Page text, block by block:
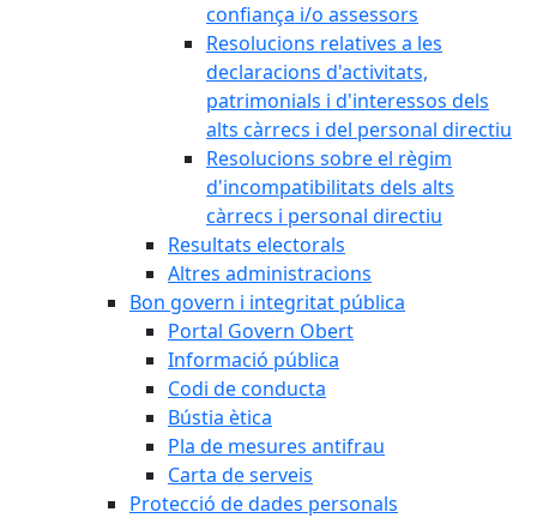
confiança i/o assessors
Resolucions relatives a les
declaracions d'activitats,
patrimonials i d'interessos dels
alts càrrecs i del personal directiu
Resolucions sobre el règim
d'incompatibilitats dels alts
càrrecs i personal directiu
Resultats electorals
Altres administracions
Bon govern i integritat pública
Portal Govern Obert
Informació pública
Codi de conducta
Bústia ètica
Pla de mesures antifrau
Carta de serveis
Protecció de dades personals